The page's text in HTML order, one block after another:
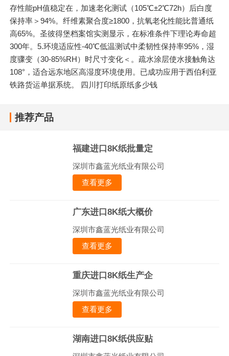
存性能pH值稳定在，加速老化测试（105℃±2℃72h）后白度
保持率＞94%。纤维素聚合度≥1800，抗氧老化性能比普通纸
高65%。圣彼得堡档案馆实测显示，在标准条件下理论寿命超
300年。5.环境适应性-40℃低温测试中柔韧性保持率95%，湿
度骤变（30-85%RH）时尺寸变化＜。疏水涂层使水接触角达
108°，适合远东地区高湿度环境使用。已成功应用于西伯利亚
铁路货运单据系统。 四川打印纸原纸多少钱
推荐产品
福建进口8K纸批量定
深圳市鑫蓝光纸业有限公司
查看更多
广东进口8K纸大概价
深圳市鑫蓝光纸业有限公司
查看更多
重庆进口8K纸生产企
深圳市鑫蓝光纸业有限公司
查看更多
湖南进口8K纸供应贴